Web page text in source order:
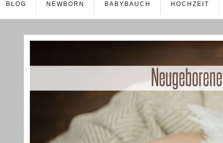
BLOG NEWBORN BABYBAUCH HOCHZEIT